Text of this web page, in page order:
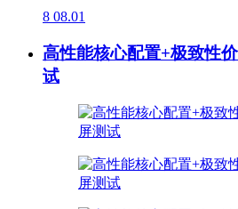
8 08.01
高性能核心配置+极致性
试